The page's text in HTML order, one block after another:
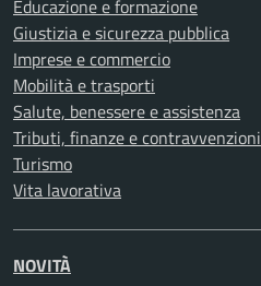
Educazione e formazione
Giustizia e sicurezza pubblica
Imprese e commercio
Mobilità e trasporti
Salute, benessere e assistenza
Tributi, finanze e contravvenzioni
Turismo
Vita lavorativa
NOVITÀ